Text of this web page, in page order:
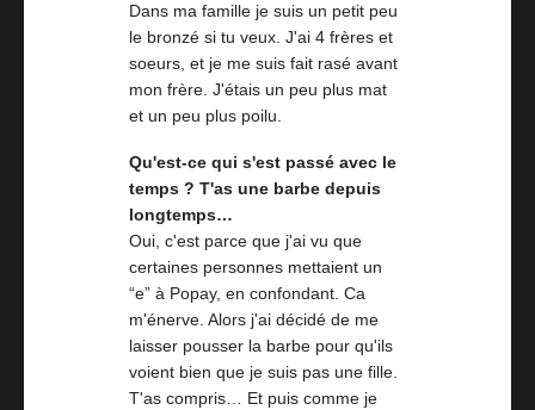
Dans ma famille je suis un petit peu
le bronzé si tu veux. J'ai 4 frères et
soeurs, et je me suis fait rasé avant
mon frère. J'étais un peu plus mat
et un peu plus poilu.
Qu'est-ce qui s'est passé avec le
temps ? T'as une barbe depuis
longtemps…
Oui, c'est parce que j'ai vu que
certaines personnes mettaient un
“e” à Popay, en confondant. Ca
m'énerve. Alors j'ai décidé de me
laisser pousser la barbe pour qu'ils
voient bien que je suis pas une fille.
T'as compris… Et puis comme je